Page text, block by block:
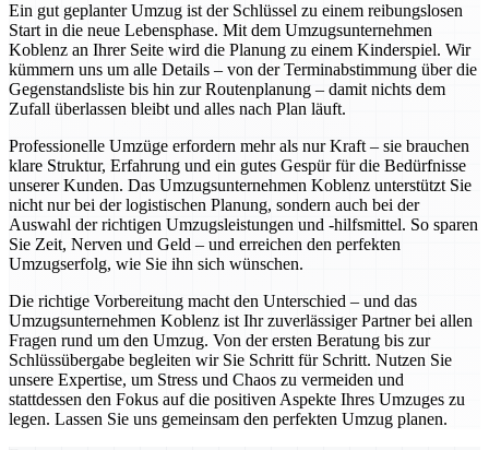
Ein gut geplanter Umzug ist der Schlüssel zu einem reibungslosen
Start in die neue Lebensphase. Mit dem Umzugsunternehmen
Koblenz an Ihrer Seite wird die Planung zu einem Kinderspiel. Wir
kümmern uns um alle Details – von der Terminabstimmung über die
Gegenstandsliste bis hin zur Routenplanung – damit nichts dem
Zufall überlassen bleibt und alles nach Plan läuft.
Professionelle Umzüge erfordern mehr als nur Kraft – sie brauchen
klare Struktur, Erfahrung und ein gutes Gespür für die Bedürfnisse
unserer Kunden. Das Umzugsunternehmen Koblenz unterstützt Sie
nicht nur bei der logistischen Planung, sondern auch bei der
Auswahl der richtigen Umzugsleistungen und -hilfsmittel. So sparen
Sie Zeit, Nerven und Geld – und erreichen den perfekten
Umzugserfolg, wie Sie ihn sich wünschen.
Die richtige Vorbereitung macht den Unterschied – und das
Umzugsunternehmen Koblenz ist Ihr zuverlässiger Partner bei allen
Fragen rund um den Umzug. Von der ersten Beratung bis zur
Schlüssübergabe begleiten wir Sie Schritt für Schritt. Nutzen Sie
unsere Expertise, um Stress und Chaos zu vermeiden und
stattdessen den Fokus auf die positiven Aspekte Ihres Umzuges zu
legen. Lassen Sie uns gemeinsam den perfekten Umzug planen.